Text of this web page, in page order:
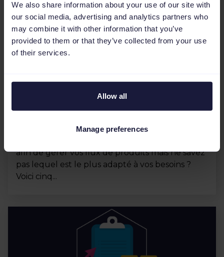
We also share information about your use of our site with
our social media, advertising and analytics partners who
may combine it with other information that you’ve
provided to them or that they’ve collected from your use
of their services.
Allow all
Manage preferences
Comment choisir le meilleur
afin de gérer vos flux de produits mais ne savez
pas lequel est le plus adapté à vos besoins ?
Voici cinq...